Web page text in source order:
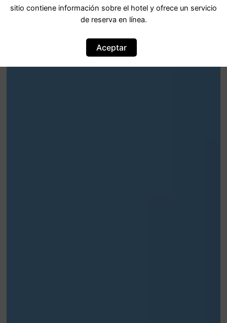
sitio contiene información sobre el hotel y ofrece un servicio
de reserva en línea.
Aceptar